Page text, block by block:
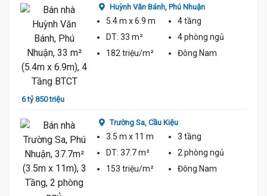
6 tỷ 850 triệu
Huỳnh Văn Bánh, Phú Nhuận
5.4 m x 6.9 m
4 tầng
DT: 33 m² 4 phòng ngủ
182 triệu/m²
Đông Nam
Trường Sa, Cầu Kiệu
3.5 m x 11 m
3 tầng
DT: 37.7 m² 2 phòng ngủ
153 triệu/m²
Đông Nam